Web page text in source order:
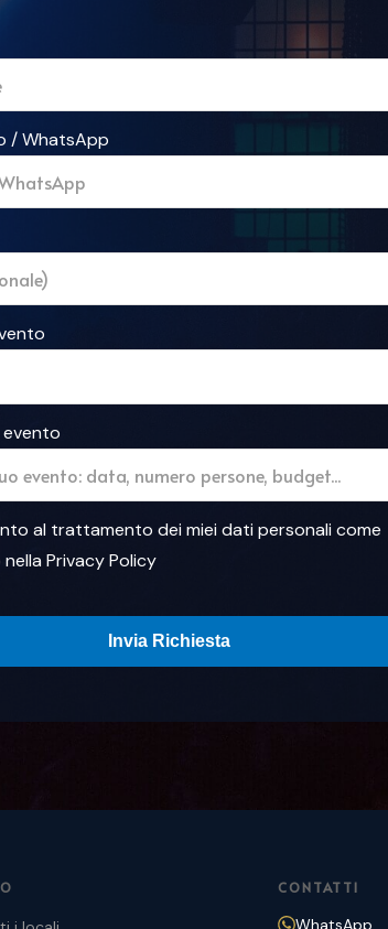
/ WhatsApp
evento
al trattamento dei miei dati personali come
Privacy Policy
CONTATTI
WhatsApp